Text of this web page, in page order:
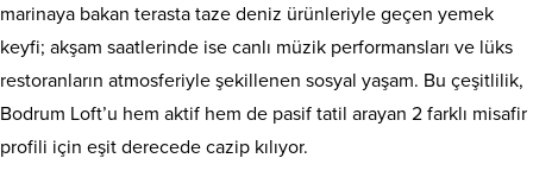
marinaya bakan terasta taze deniz ürünleriyle geçen yemek
keyfi; akşam saatlerinde ise canlı müzik performansları ve lüks
restoranların atmosferiyle şekillenen sosyal yaşam. Bu çeşitlilik,
Bodrum Loft’u hem aktif hem de pasif tatil arayan 2 farklı misafir
profili için eşit derecede cazip kılıyor.